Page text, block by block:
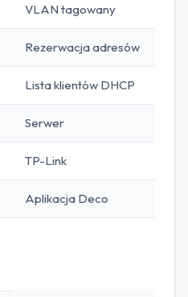
VLAN tagowany
Rezerwacja adresów
Lista klientów DHCP
Serwer
TP-Link
Aplikacja Deco